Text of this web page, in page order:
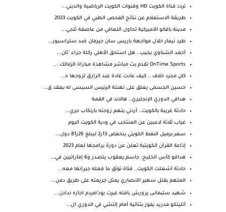
تردد قناة الكويت HD وقنوات الكويت الرياضية والديني...
طريقة الاستعلام عن نتائج الفحص الطبي في الكويت 2023
مدينة بافالو الأميركية تحاول التعافي من عاصفة ثلجي...
طرد نيمار خلال مواجهة باريس سان جيرمان ضد ستراسبور...
أحمد الشناوي يجيب.. هل استحق الأهلي ركلة جزاء "ثان...
OnTime Sports تقدم بث مباشر مشاهدة مباراة الزمالك ...
كان مجرد خلاف .. كيف عادت غادة عبد الرازق لزوجها ه...
حسين الجسمى يعلق على تهنئة الرئيس السيسى له بعقد ق...
هدافي الدوري الإنجليزي.. هالاند في القمة
حادثة غريبة بالكويت.. أردني يتهم زوجته بارتكاب جري...
غياب ثلاثة لاعبين عن المنتخب في ودية الكويت اليوم
سعر برميل النفط الكويتي ينخفض 13ر2 ليبلغ 26ر81 دول...
إذاعة القرآن الكويتية تعلن عن دورة برامجها لعام 2023
هدافو كأس الخليج: جاسم يعقوب يتصدر و6 إماراتيين في...
حادثة أشعلت الكويت.. فتاة توثق ما فعله جيرانها معه...
المتهم بقتل سهير الأنصاري يمثل جريمته على طريق دمن...
شهید سلیمانی پرورش یافته غیرت بود/مردم اجازه ندادن...
أتليتكو مدريد يفوز بثنائية أمام إلتشي في الدوري ال...